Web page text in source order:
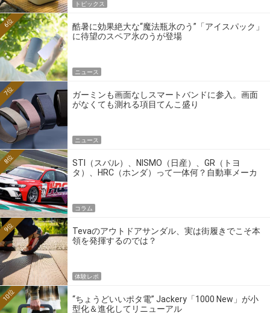
トピックス
酷暑に効果絶大な“魔法瓶氷のう”「アイスパック」
に待望のスペア氷のうが登場
6位
ニュース
ガーミンも画面なしスマートバンドに参入。画面
がなくても測れる項目てんこ盛り
7位
ニュース
STI（スバル）、NISMO（日産）、GR（トヨ
タ）、HRC（ホンダ）って一体何？自動車メーカ
8位
コラム
Tevaのアウトドアサンダル、実は街履きでこそ本
領を発揮するのでは？
9位
体験レポ
“ちょうどいいポタ電” Jackery「1000 New」が小
型化＆進化してリニューアル
10位